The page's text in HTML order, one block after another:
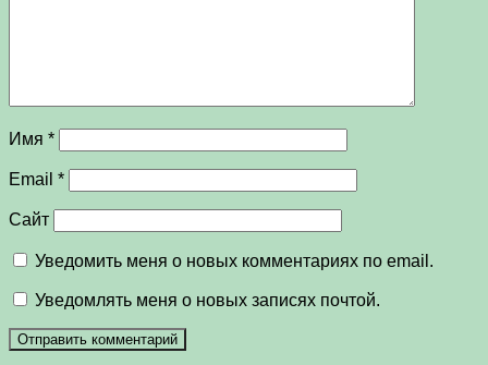
Имя *
Email *
Сайт
Уведомить меня о новых комментариях по email.
Уведомлять меня о новых записях почтой.